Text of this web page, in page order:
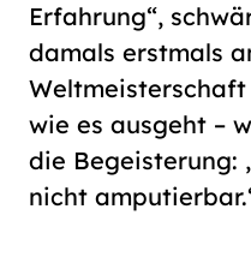
Erfahrung“,
damals erstmals
wie es ausgeht –
die Begeisterung:
nicht